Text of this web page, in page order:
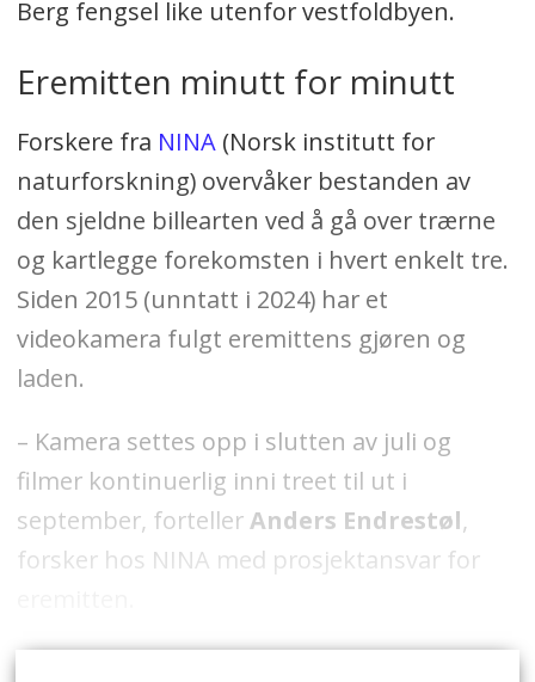
Berg fengsel like utenfor vestfoldbyen.
Eremitten minutt for minutt
Forskere fra NINA(Norsk institutt for
naturforskning) overvåker bestanden av
den sjeldne billearten ved å gå over trærne
og kartlegge forekomsten i hvert enkelt tre.
Siden 2015 (unntatt i 2024) har et
videokamera fulgt eremittens gjøren og
laden.
– Kamera settes opp i slutten av juli og
filmer kontinuerlig inni treet til ut i
september, fortellerAnders Endrestøl,
forsker hos NINA med prosjektansvar for